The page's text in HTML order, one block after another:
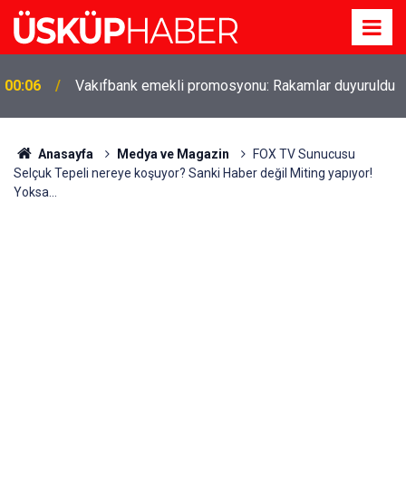
00:06 Vakıfbank emekli promosyonu: Rakamlar duyuruldu
19:21
Gözde oldu! Hem köy hem mahalle hayatı iç içe!
İzmir'deki doğal semt
Anasayfa Medya ve Magazin
FOX TV Sunucusu
Selçuk Tepeli nereye koşuyor? Sanki Haber değil Miting yapıyor!
Yoksa...